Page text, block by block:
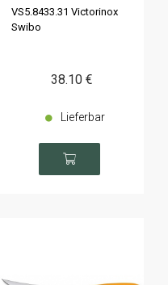
VS5.8433.31 Victorinox
Swibo
38.10 €
Lieferbar